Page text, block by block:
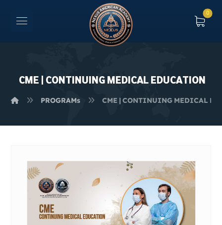
CME | CONTINUING MEDICAL EDUCATION
PROGRAMs CME | CONTINUING MEDICAL